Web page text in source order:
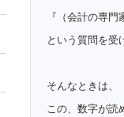
『（会計の専
という質問を受
そんなときは、
この、数字が読